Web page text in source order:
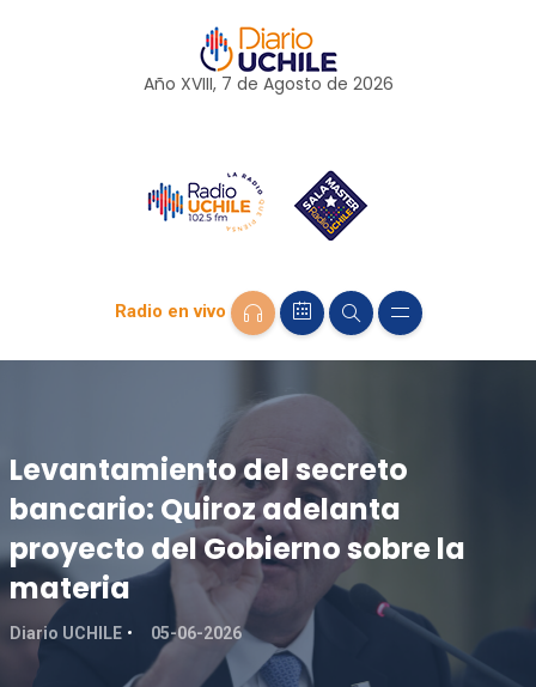
Año XVIII, 7 de Agosto de 2026
Radio en vivo
Levantamiento del secreto
bancario: Quiroz adelanta
proyecto del Gobierno sobre la
materia
Diario UCHILE 05-06-2026